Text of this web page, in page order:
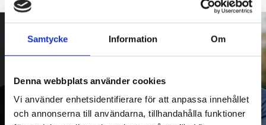
Samtycke Information Om
Denna webbplats använder cookies
Vi använder enhetsidentifierare för att anpassa innehållet
och annonserna till användarna, tillhandahålla funktioner